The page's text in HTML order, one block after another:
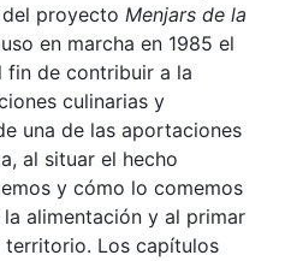
proyecto Menjars de la
en marcha en 1985 el
fin de contribuir a la
culinarias y
una de las aportaciones
al situar el hecho
y cómo lo comemos
alimentación y al primar
Los capítulos